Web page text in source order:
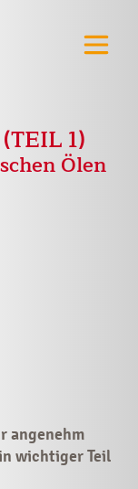
1)
Ölen
angenehm
wichtiger Teil